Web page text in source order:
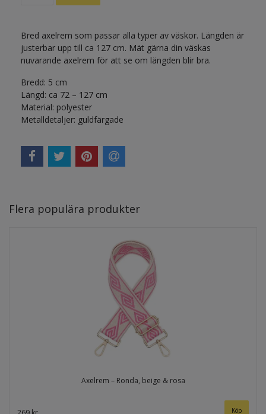
Bred axelrem som passar alla typer av väskor. Längden är
justerbar upp till ca 127 cm. Mät gärna din väskas
nuvarande axelrem för att se om längden blir bra.
Bredd: 5 cm
Längd: ca 72 – 127 cm
Material: polyester
Metalldetaljer: guldfärgade
Flera populära produkter
Axelrem – Ronda, beige & rosa